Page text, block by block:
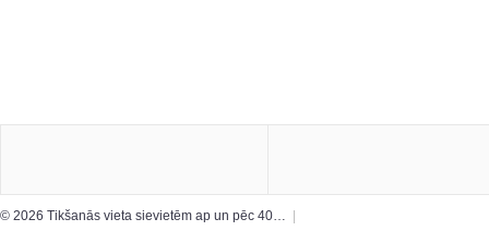
© 2026 Tikšanās vieta sievietēm ap un pēc 40…